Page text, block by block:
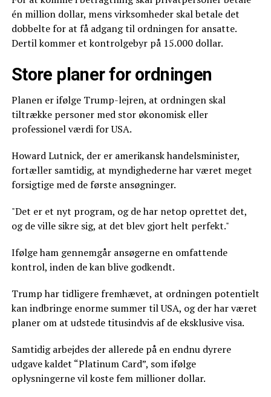
én million dollar, mens virksomheder skal betale det
dobbelte for at få adgang til ordningen for ansatte.
Dertil kommer et kontrolgebyr på 15.000 dollar.
Store planer for ordningen
Planen er ifølge Trump-lejren, at ordningen skal
tiltrække personer med stor økonomisk eller
professionel værdi for USA.
Howard Lutnick, der er amerikansk handelsminister,
fortæller samtidig, at myndighederne har været meget
forsigtige med de første ansøgninger.
"Det er et nyt program, og de har netop oprettet det,
og de ville sikre sig, at det blev gjort helt perfekt."
Ifølge ham gennemgår ansøgerne en omfattende
kontrol, inden de kan blive godkendt.
Trump har tidligere fremhævet, at ordningen potentielt
kan indbringe enorme summer til USA, og der har været
planer om at udstede titusindvis af de eksklusive visa.
Samtidig arbejdes der allerede på en endnu dyrere
udgave kaldet “Platinum Card”, som ifølge
oplysningerne vil koste fem millioner dollar.